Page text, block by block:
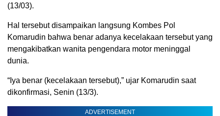
(13/03).
Hal tersebut disampaikan langsung Kombes Pol
Komarudin bahwa benar adanya kecelakaan tersebut yang
mengakibatkan wanita pengendara motor meninggal
dunia.
“Iya benar (kecelakaan tersebut),” ujar Komarudin saat
dikonfirmasi, Senin (13/3).
ADVERTISEMENT